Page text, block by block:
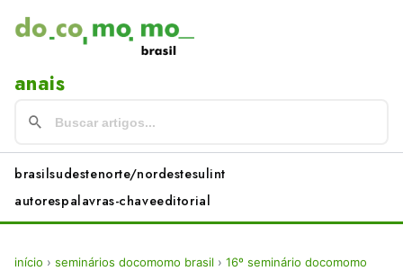
anais
brasilsudestenorte/nordestesulint
autorespalavras-chaveeditorial
início › seminários docomomo brasil › 16º seminário docomomo